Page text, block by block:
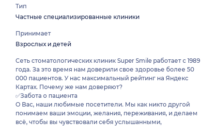
Тип
Частные специализированные клиники
Принимает
Взрослых и детей
Сеть стоматологических клиник Super Smile работает с 1989
года. За это время нам доверили свое здоровье более 50
000 пациентов. У нас максимальный рейтинг на Яндекс
Картах. Почему же нам доверяют?
✅Забота о пациента
О Вас, наши любимые посетители. Мы как никто другой
понимаем ваши эмоции, желания, переживания, и делаем
всё, чтобы вы чувствовали себя услышанными,